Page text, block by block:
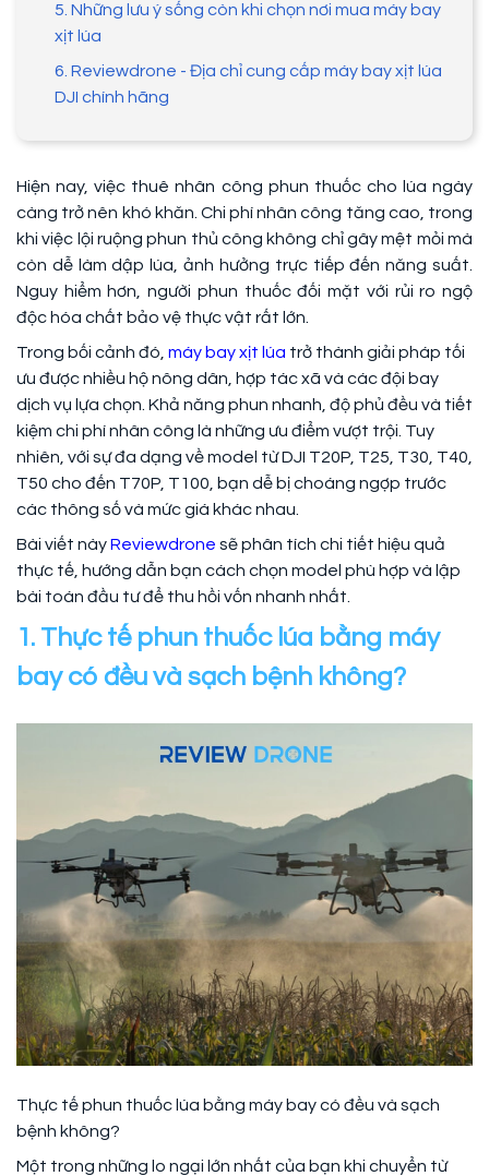
5. Những lưu ý sống còn khi chọn nơi mua máy bay
xịt lúa
6. Reviewdrone - Địa chỉ cung cấp máy bay xịt lúa
DJI chính hãng
Hiện nay, việc thuê nhân công phun thuốc cho lúa ngày
càng trở nên khó khăn. Chi phí nhân công tăng cao, trong
khi việc lội ruộng phun thủ công không chỉ gây mệt mỏi mà
còn dễ làm dập lúa, ảnh hưởng trực tiếp đến năng suất.
Nguy hiểm hơn, người phun thuốc đối mặt với rủi ro ngộ
độc hóa chất bảo vệ thực vật rất lớn.
Trong bối cảnh đó, máy bay xịt lúa trở thành giải pháp tối
ưu được nhiều hộ nông dân, hợp tác xã và các đội bay
dịch vụ lựa chọn. Khả năng phun nhanh, độ phủ đều và tiết
kiệm chi phí nhân công là những ưu điểm vượt trội. Tuy
nhiên, với sự đa dạng về model từ DJI T20P, T25, T30, T40,
T50 cho đến T70P, T100, bạn dễ bị choáng ngợp trước
các thông số và mức giá khác nhau.
Bài viết nàyReviewdrone sẽ phân tích chi tiết hiệu quả
thực tế, hướng dẫn bạn cách chọn model phù hợp và lập
bài toán đầu tư để thu hồi vốn nhanh nhất.
1. Thực tế phun thuốc lúa bằng máy
bay có đều và sạch bệnh không?
Thực tế phun thuốc lúa bằng máy bay có đều và sạch
bệnh không?
Một trong những lo ngại lớn nhất của bạn khi chuyển từ